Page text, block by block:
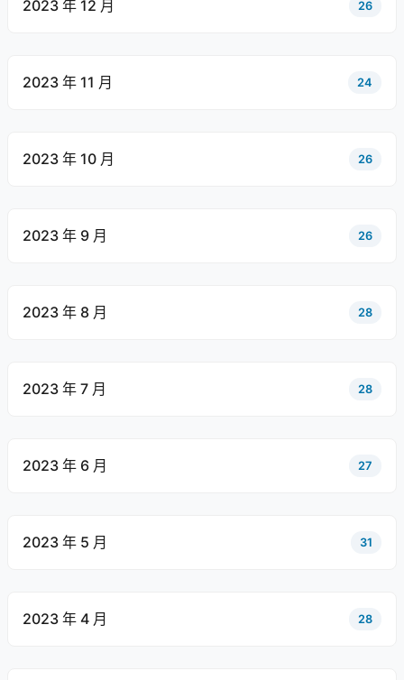
2023 年 12 月 26
2023 年 11 月 24
2023 年 10 月 26
2023 年 9 月 26
2023 年 8 月 28
2023 年 7 月 28
2023 年 6 月 27
2023 年 5 月 31
2023 年 4 月 28